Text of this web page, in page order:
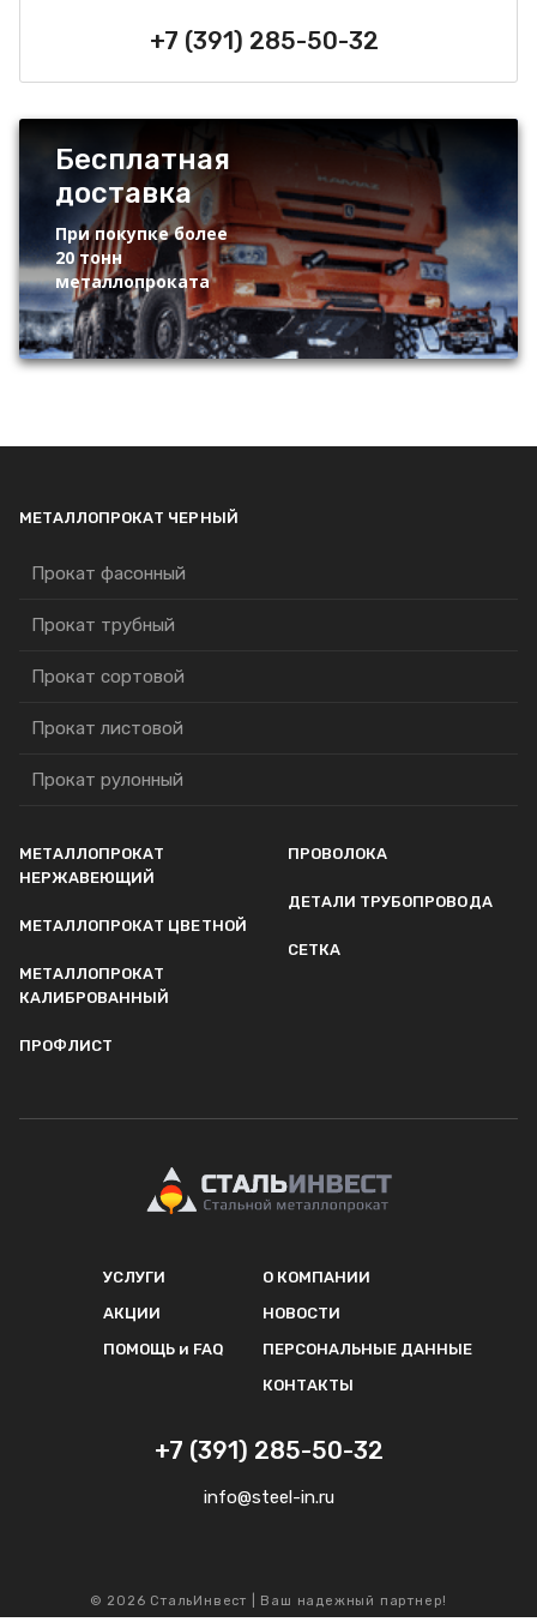
+7 (391) 285-50-32
Бесплатная
доставка
При покупке более
20 тонн
металлопроката
МЕТАЛЛОПРОКАТ ЧЕРНЫЙ
Прокат фасонный
Прокат трубный
Прокат сортовой
Прокат листовой
Прокат рулонный
МЕТАЛЛОПРОКАТ
НЕРЖАВЕЮЩИЙ
МЕТАЛЛОПРОКАТ ЦВЕТНОЙ
МЕТАЛЛОПРОКАТ
КАЛИБРОВАННЫЙ
ПРОФЛИСТ
ПРОВОЛОКА
ДЕТАЛИ ТРУБОПРОВОДА
СЕТКА
УСЛУГИ
АКЦИИ
ПОМОЩЬ и FAQ
О КОМПАНИИ
НОВОСТИ
ПЕРСОНАЛЬНЫЕ ДАННЫЕ
КОНТАКТЫ
+7 (391) 285-50-32
info@steel-in.ru
© 2026 СтальИнвест | Ваш надежный партнер!